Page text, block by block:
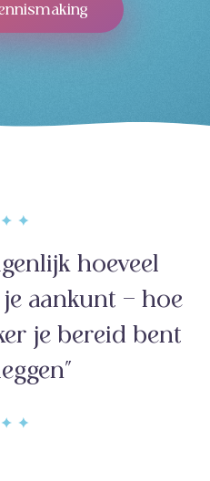
hoeveel
aankunt – hoe
je bereid bent